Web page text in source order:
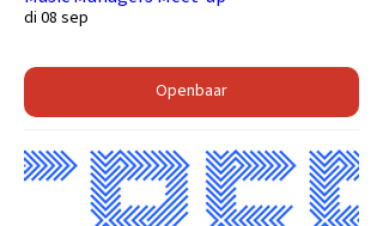
di 08 sep
Openbaar